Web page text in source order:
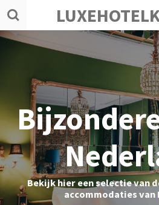
Ga
naar
Bekijk hier een selectie van
accommodaties van